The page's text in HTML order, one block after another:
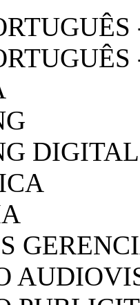
DIGITAL